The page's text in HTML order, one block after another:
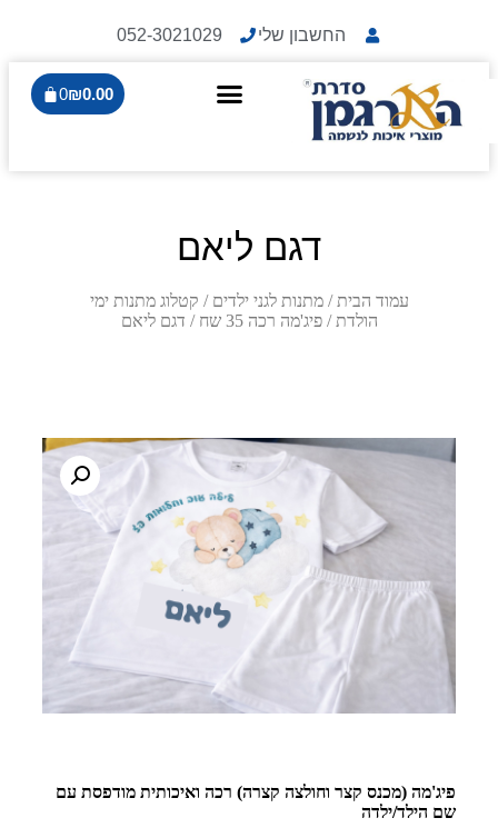
החשבון שלי 052-3021029
₪0.00
0
דגם ליאם
עמוד הבית /מתנות לגני ילדים / קטלוג מתנות ימי
הולדת /פיג'מה רכה 35 שח / דגם ליאם
פיג'מה (מכנס קצר וחולצה קצרה) רכה ואיכותית מודפסת עם
שם הילד/ילדה